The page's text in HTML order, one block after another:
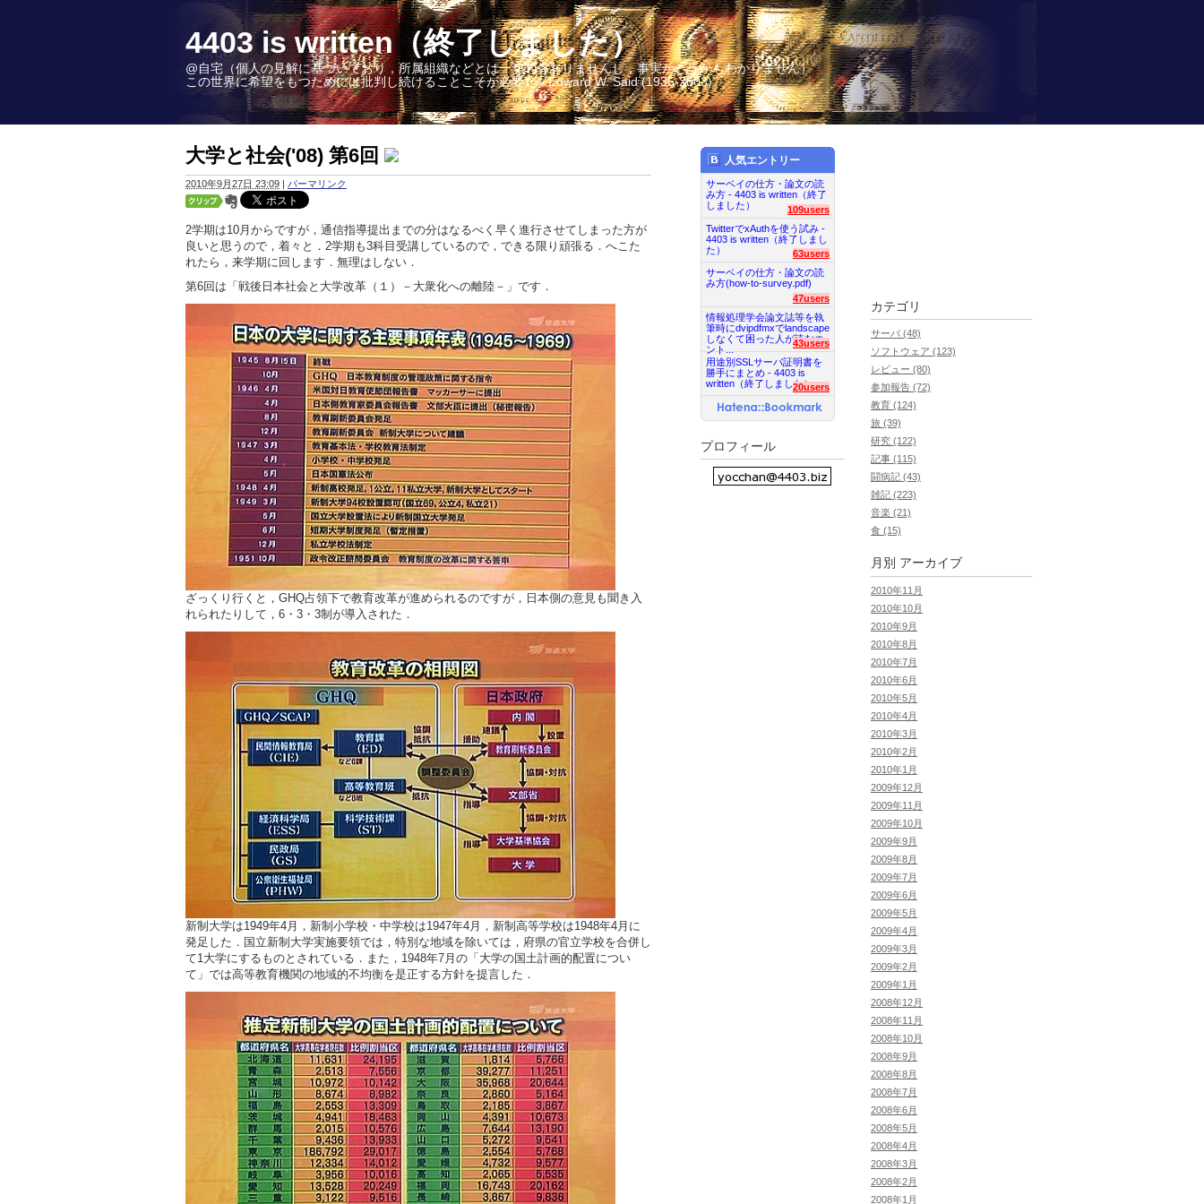
4403 is written（終了しました）
@自宅（個人の見解に基づいており，所属組織などとは一切関係ありませんし，事実かどうかもわかりません）
この世界に希望をもつためには批判し続けることこそが必要だ - Edward W. Said (1935-2003)
大学と社会('08) 第6回
2010年9月27日 23:09 | パーマリンク
2学期は10月からですが，通信指導提出までの分はなるべく早く進行させてしまった方が
良いと思うので，着々と．2学期も3科目受講しているので，できる限り頑張る．へこた
れたら，来学期に回します．無理はしない．
第6回は「戦後日本社会と大学改革（１）－大衆化への離陸－」です．
ざっくり行くと，GHQ占領下で教育改革が進められるのですが，日本側の意見も聞き入
れられたりして，6・3・3制が導入された．
新制大学は1949年4月，新制小学校・中学校は1947年4月，新制高等学校は1948年4月に
発足した．国立新制大学実施要領では，特別な地域を除いては，府県の官立学校を合併し
て1大学にするものとされている．また，1948年7月の「大学の国土計画的配置につい
て」では高等教育機関の地域的不均衡を是正する方針を提言した．
カテゴリ
サーバ (48)
ソフトウェア (123)
レビュー (80)
参加報告 (72)
教育 (124)
旅 (39)
研究 (122)
記事 (115)
闘病記 (43)
雑記 (223)
音楽 (21)
食 (15)
月別 アーカイブ
2010年11月
2010年10月
2010年9月
2010年8月
2010年7月
2010年6月
2010年5月
2010年4月
2010年3月
2010年2月
2010年1月
2009年12月
2009年11月
2009年10月
2009年9月
2009年8月
2009年7月
2009年6月
2009年5月
2009年4月
2009年3月
2009年2月
2009年1月
2008年12月
2008年11月
2008年10月
2008年9月
2008年8月
2008年7月
2008年6月
2008年5月
2008年4月
2008年3月
2008年2月
2008年1月
人気エントリー
サーベイの仕方・論文の読
み方 - 4403 is written（終了
しました）
109users
TwitterでxAuthを使う試み -
4403 is written（終了しまし
た）
63users
サーベイの仕方・論文の読
み方(how-to-survey.pdf)
47users
情報処理学会論文誌等を執
筆時にdvipdfmxでlandscape
しなくて困った人が読むエ
ント...
43users
用途別SSLサーバ証明書を
勝手にまとめ - 4403 is
written（終了しました）
20users
プロフィール